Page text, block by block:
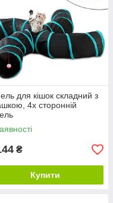
для кішок складний з
4х сторонній
₴
Купити